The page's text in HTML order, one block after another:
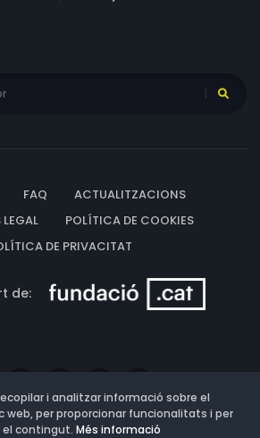
FAQ
ACTUALITZACIONS
POLÍTICA DE COOKIES
DE PRIVACITAT
de:
i analitzar informació sobre el
web, per proporcionar funcionalitats i per
el contingut. Més informació